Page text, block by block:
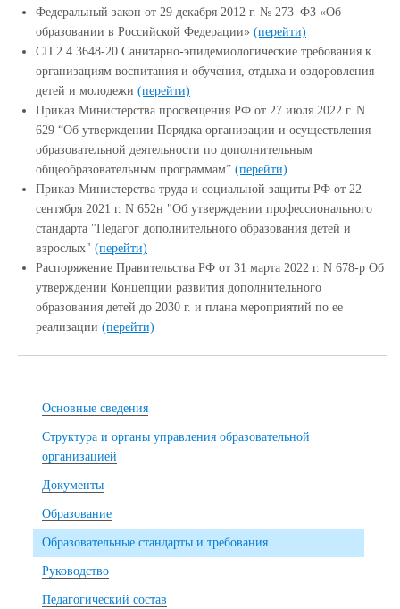
Федеральный закон от 29 декабря 2012 г. № 273–ФЗ «Об
образовании в Российской Федерации» (перейти)
СП 2.4.3648-20 Санитарно-эпидемиологические требования к
организациям воспитания и обучения, отдыха и оздоровления
детей и молодежи (перейти)
Приказ Министерства просвещения РФ от 27 июля 2022 г. N
629 “Об утверждении Порядка организации и осуществления
образовательной деятельности по дополнительным
общеобразовательным программам” (перейти)
Приказ Министерства труда и социальной защиты РФ от 22
сентября 2021 г. N 652н "Об утверждении профессионального
стандарта "Педагог дополнительного образования детей и
взрослых" (перейти)
Распоряжение Правительства РФ от 31 марта 2022 г. N 678-р Об
утверждении Концепции развития дополнительного
образования детей до 2030 г. и плана мероприятий по ее
реализации (перейти)
Основные сведения
Структура и органы управления образовательной
организацией
Документы
Образование
Образовательные стандарты и требования
Руководство
Педагогический состав